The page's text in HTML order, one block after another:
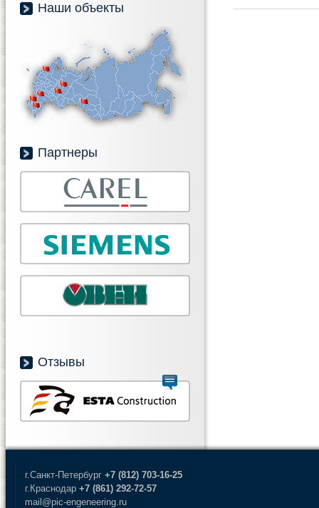
Наши объекты
Партнеры
Отзывы
г.Санкт-Петербург +7 (812) 703-16-25
г.Краснодар +7 (861) 292-72-57
mail@pic-engeneering.ru